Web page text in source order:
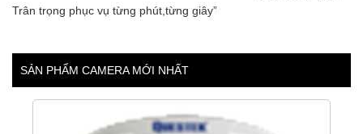
Trân trọng phục vụ từng phút,từng giây”
SẢN PHẨM CAMERA MỚI NHẤT